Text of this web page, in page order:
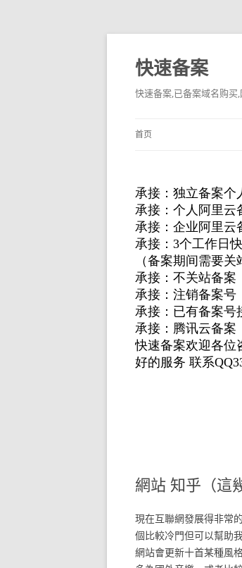
快速备案
快速备案,已备案域名购买
首页
網站 知乎（這
現在互聯網發展得非常
個比較冷門但可以幫助
網站會更新十首某種風